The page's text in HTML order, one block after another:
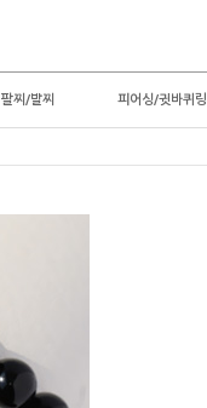
팔찌/발찌 피어싱/귓바퀴링